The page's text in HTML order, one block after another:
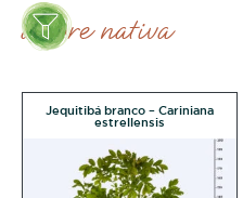
árvore nativa
Jequitibá branco – Cariniana
estrellensis